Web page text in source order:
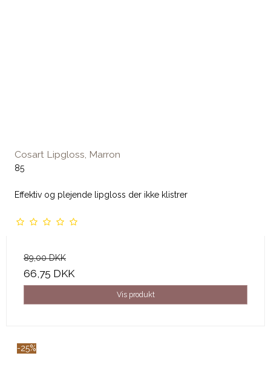
Cosart Lipgloss, Marron
85
Effektiv og plejende lipgloss der ikke klistrer
89,00 DKK
66,75 DKK
Vis produkt
-25%